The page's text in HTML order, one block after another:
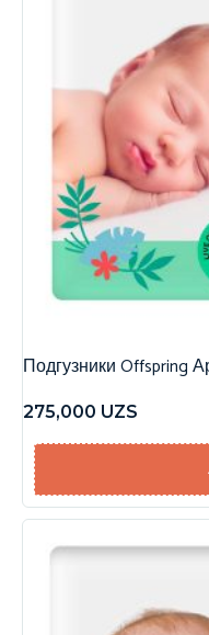
Подгузники Offspring
275,000 UZS